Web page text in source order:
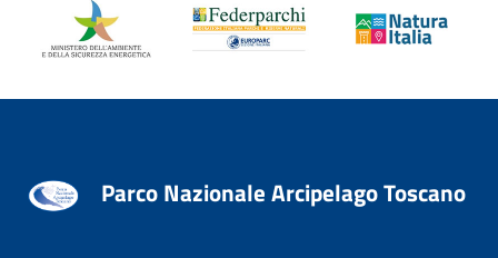
Parco Nazionale Arcipelago Toscano